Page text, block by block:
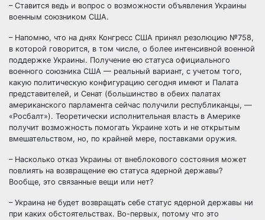
– Ставится ведь и вопрос о возможности объявления Украины
военным союзником США.
– Напомню, что на днях Конгресс США принял резолюцию №758,
в которой говорится, в том числе, о более интенсивной военной
поддержке Украины. Получение ею статуса официального
военного союзника США — реальный вариант, с учетом того,
какую политическую конфигурацию сегодня имеют и Палата
представителей, и Сенат (большинство в обеих палатах
американского парламента сейчас получили республиканцы, —
«Росбалт»). Теоретически исполнительная власть в Америке
получит возможность помогать Украине хоть и не открытым
вмешательством, но, по крайней мере, поставками оружия.
– Насколько отказ Украины от внеблокового состояния может
повлиять на возвращение ею статуса ядерной державы?
Вообще, это связанные вещи или нет?
– Украина не будет возвращать себе статус ядерной державы ни
при каких обстоятельствах. Во-первых, потому что это